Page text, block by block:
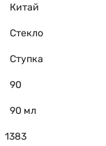
Китай
Стекло
Ступка
90
90 мл
1383